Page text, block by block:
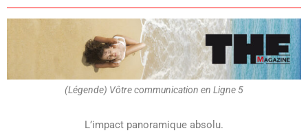
(Légende) Vôtre communication en Ligne 5
L’impact panoramique absolu.